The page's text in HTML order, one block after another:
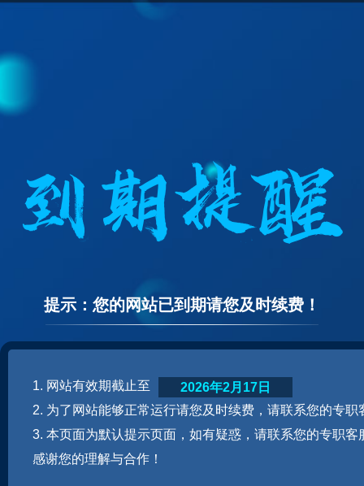
提示：您的网站已到期请您及时续费！
1. 网站有效期截止至
2. 为了网站能够正常运行请您及时续费，请联系您的专职
3. 本页面为默认提示页面，如有疑惑，请联系您的专职客
感谢您的理解与合作！
2026年2月17日